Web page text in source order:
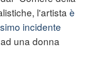
l'artista è
incidente
una donna